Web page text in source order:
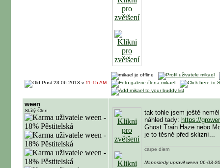
23-06-2013 v 11:15 AM
ween
Stálý Člen
tak tohle jsem ještě
náhled tady: https://
Ghost Train Haze nebo
je to těsně před sklizní...
carpe diem
Naposledy upravil ween 06-03-